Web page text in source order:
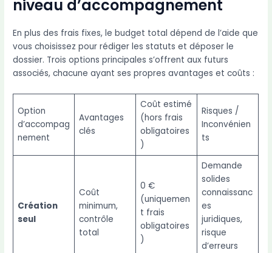
niveau d’accompagnement
En plus des frais fixes, le budget total dépend de l’aide que
vous choisissez pour rédiger les statuts et déposer le
dossier. Trois options principales s’offrent aux futurs
associés, chacune ayant ses propres avantages et coûts :
Option
d’accompag
nement
Avantages
clés
Coût estimé
(hors frais
obligatoires
)
Risques /
Inconvénien
ts
Création
seul
Coût
minimum,
contrôle
total
0 €
(uniquemen
t frais
obligatoires
)
Demande
solides
connaissanc
es
juridiques,
risque
d’erreurs